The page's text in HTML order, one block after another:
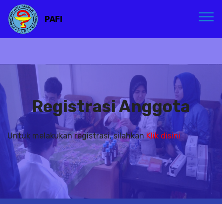
PAFI
Registrasi Anggota
Untuk melakukan registrasi, silahkan Klik disini